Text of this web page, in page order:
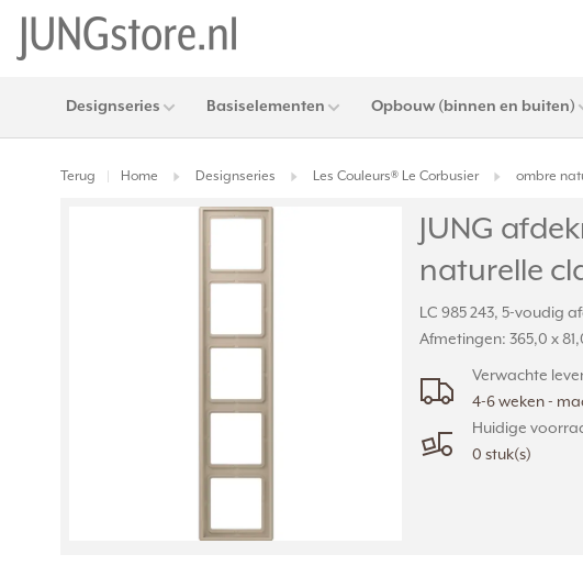
Designseries Basiselementen Opbouw (binnen en buiten)
Terug Home Designseries Les Couleurs® Le Corbusier ombre
JUNG
naturelle
LC 985 243, 5-voudig
Afmetingen: 365,0 x
Verwachte
4-6 weken -
Huidige
0 stuk(s)